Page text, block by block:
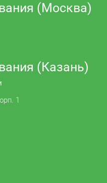
(Москва)
(Казань)
1